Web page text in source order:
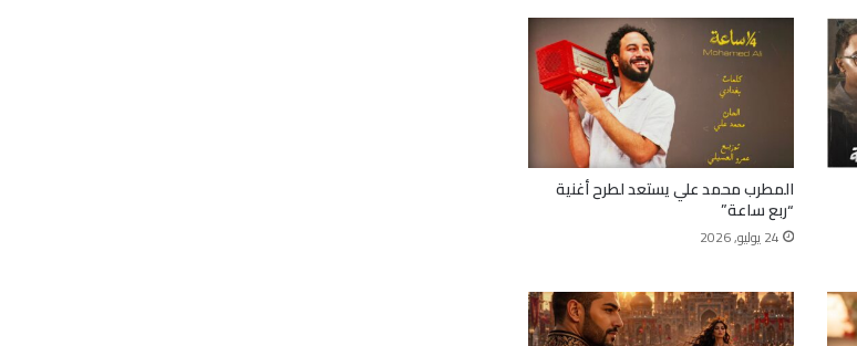
المطرب محمد علي يستعد لطرح أغنية
“ربع ساعة”
24 يوليو, 2026